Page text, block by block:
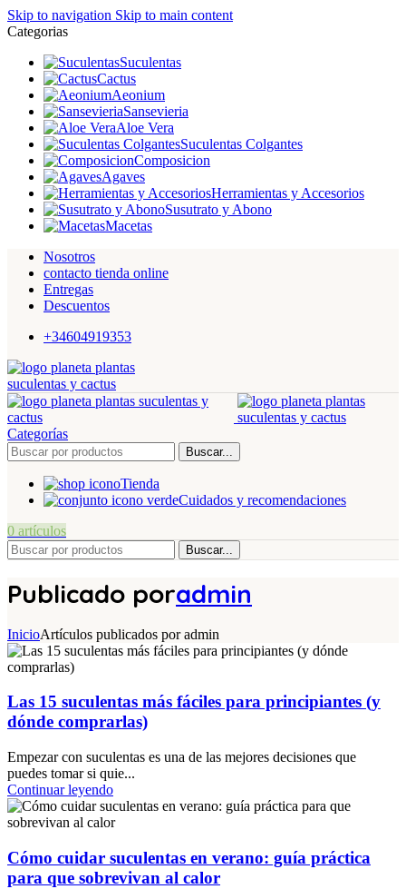
Skip to navigation Skip to main content
Categorias
Suculentas
Cactus
Aeonium
Sansevieria
Aloe Vera
Suculentas Colgantes
Composicion
Agaves
Herramientas y Accesorios
Susutrato y Abono
Macetas
Nosotros
contacto tienda online
Entregas
Descuentos
+34604919353
Categorías
Buscar...
Tienda
Cuidados y recomendaciones
0 artículos
Buscar...
Publicado poradmin
InicioArtículos publicados por admin
Las 15 suculentas más fáciles para principiantes (y
dónde comprarlas)
Empezar con suculentas es una de las mejores decisiones que
puedes tomar si quie...
Continuar leyendo
Cómo cuidar suculentas en verano: guía práctica
para que sobrevivan al calor